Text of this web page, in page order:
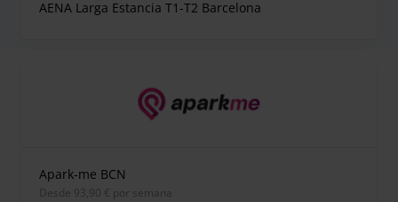
AENA Larga Estancia T1-T2 Barcelona
Apark-me BCN
desde 93,90 € por semana